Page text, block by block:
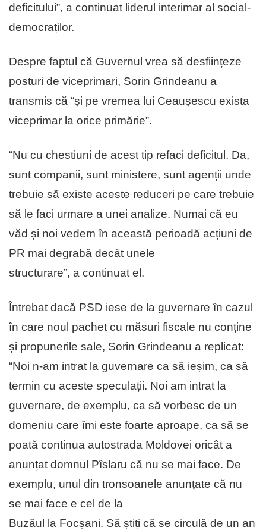
deficitului”, a continuat liderul interimar al social-
democraților.
Despre faptul că Guvernul vrea să desființeze
posturi de viceprimari, Sorin Grindeanu a
transmis că “și pe vremea lui Ceaușescu exista
viceprimar la orice primărie”.
“Nu cu chestiuni de acest tip refaci deficitul. Da,
sunt companii, sunt ministere, sunt agenții unde
trebuie să existe aceste reduceri pe care trebuie
să le faci urmare a unei analize. Numai că eu
văd și noi vedem în această perioadă acțiuni de
PR mai degrabă decât unele
structurare”, a continuat el.
Întrebat dacă PSD iese de la guvernare în cazul
în care noul pachet cu măsuri fiscale nu conține
și propunerile sale, Sorin Grindeanu a replicat:
“Noi n-am intrat la guvernare ca să ieșim, ca să
termin cu aceste speculații. Noi am intrat la
guvernare, de exemplu, ca să vorbesc de un
domeniu care îmi este foarte aproape, ca să se
poată continua autostrada Moldovei oricât a
anunțat domnul Pîslaru că nu se mai face. De
exemplu, unul din tronsoanele anunțate că nu
se mai face e cel de la
Buzăul la Focșani. Să știți că se circulă de un an